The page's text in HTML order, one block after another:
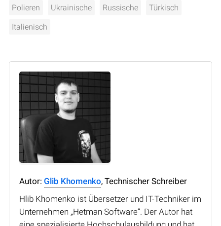
Polieren Ukrainische Russische Türkisch
Italienisch
Autor: Glib Khomenko, Technischer Schreiber
Hlib Khomenko ist Übersetzer und IT-Techniker im
Unternehmen „Hetman Software“. Der Autor hat